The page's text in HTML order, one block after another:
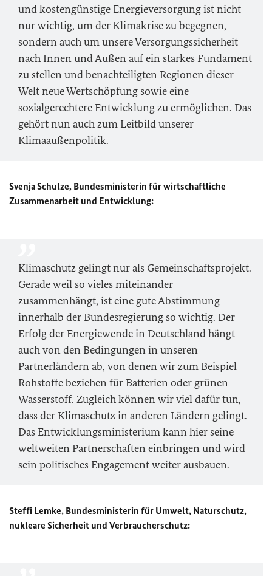
und kostengünstige Energieversorgung ist nicht
nur wichtig, um der Klimakrise zu begegnen,
sondern auch um unsere Versorgungssicherheit
nach Innen und Außen auf ein starkes Fundament
zu stellen und benachteiligten Regionen dieser
Welt neue Wertschöpfung sowie eine
sozialgerechtere Entwicklung zu ermöglichen. Das
gehört nun auch zum Leitbild unserer
Klimaaußenpolitik.
Svenja Schulze, Bundesministerin für wirtschaftliche
Zusammenarbeit und Entwicklung:
Klimaschutz gelingt nur als Gemeinschaftsprojekt.
Gerade weil so vieles miteinander
zusammenhängt, ist eine gute Abstimmung
innerhalb der Bundesregierung so wichtig. Der
Erfolg der Energiewende in Deutschland hängt
auch von den Bedingungen in unseren
Partnerländern ab, von denen wir zum Beispiel
Rohstoffe beziehen für Batterien oder grünen
Wasserstoff. Zugleich können wir viel dafür tun,
dass der Klimaschutz in anderen Ländern gelingt.
Das Entwicklungsministerium kann hier seine
weltweiten Partnerschaften einbringen und wird
sein politisches Engagement weiter ausbauen.
Steffi Lemke, Bundesministerin für Umwelt, Naturschutz,
nukleare Sicherheit und Verbraucherschutz: